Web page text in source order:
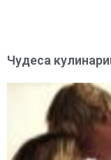
Чудеса